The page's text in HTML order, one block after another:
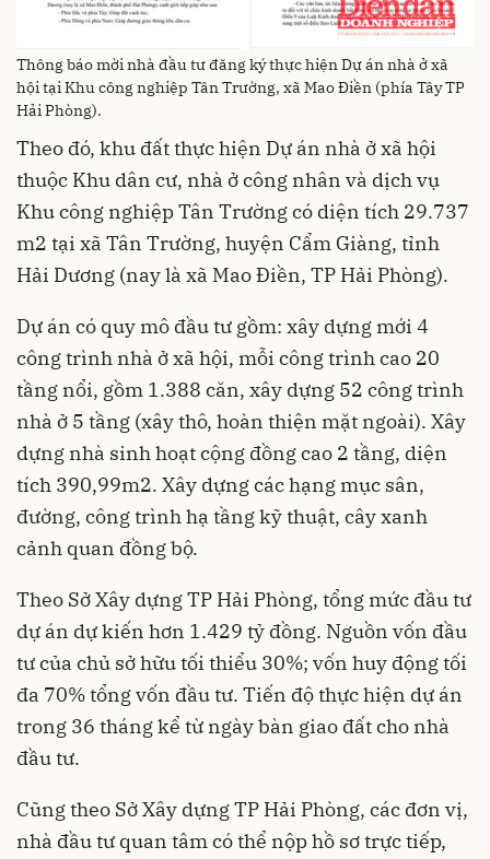
Thông báo mời nhà đầu tư đăng ký thực hiện Dự án nhà ở xã
hội tại Khu công nghiệp Tân Trường, xã Mao Điền (phía Tây TP
Hải Phòng).
Theo đó, khu đất thực hiện Dự án nhà ở xã hội
thuộc Khu dân cư, nhà ở công nhân và dịch vụ
Khu công nghiệp Tân Trường có diện tích 29.737
m2 tại xã Tân Trường, huyện Cẩm Giàng, tỉnh
Hải Dương (nay là xã Mao Điền, TP Hải Phòng).
Dự án có quy mô đầu tư gồm: xây dựng mới 4
công trình nhà ở xã hội, mỗi công trình cao 20
tầng nổi, gồm 1.388 căn, xây dựng 52 công trình
nhà ở 5 tầng (xây thô, hoàn thiện mặt ngoài). Xây
dựng nhà sinh hoạt cộng đồng cao 2 tầng, diện
tích 390,99m2. Xây dựng các hạng mục sân,
đường, công trình hạ tầng kỹ thuật, cây xanh
cảnh quan đồng bộ.
Theo Sở Xây dựng TP Hải Phòng, tổng mức đầu tư
dự án dự kiến hơn 1.429 tỷ đồng. Nguồn vốn đầu
tư của chủ sở hữu tối thiểu 30%; vốn huy động tối
đa 70% tổng vốn đầu tư. Tiến độ thực hiện dự án
trong 36 tháng kể từ ngày bàn giao đất cho nhà
đầu tư.
Cũng theo Sở Xây dựng TP Hải Phòng, các đơn vị,
nhà đầu tư quan tâm có thể nộp hồ sơ trực tiếp,